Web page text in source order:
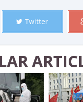
Twitter